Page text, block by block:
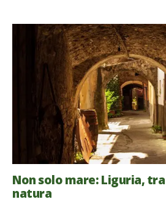
Non solo mare: Liguria,
natura